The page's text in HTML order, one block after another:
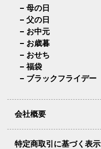
母の日
父の日
お中元
お歳暮
おせち
福袋
ブラックフライデー
会社概要
特定商取引に基づく表示